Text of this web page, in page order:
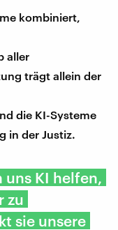
kombiniert,
aller
trägt allein der
die KI-Systeme
in der Justiz.
uns KI helfen,
zu
sie unsere